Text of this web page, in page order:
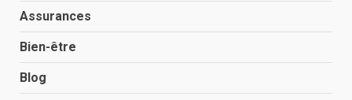
Assurances
Bien-être
Blog